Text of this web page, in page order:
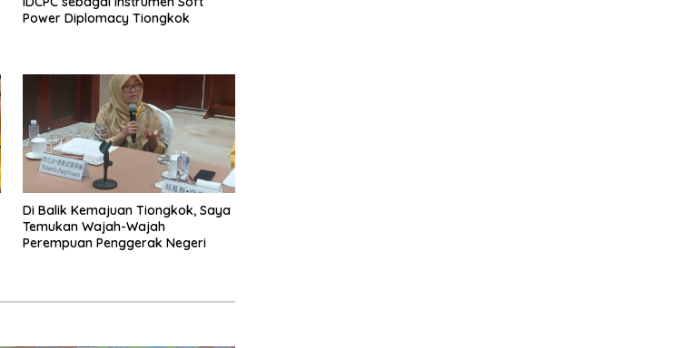
Power Diplomacy Tiongkok
Di Balik Kemajuan Tiongkok, Saya
Temukan Wajah-Wajah
Perempuan Penggerak Negeri